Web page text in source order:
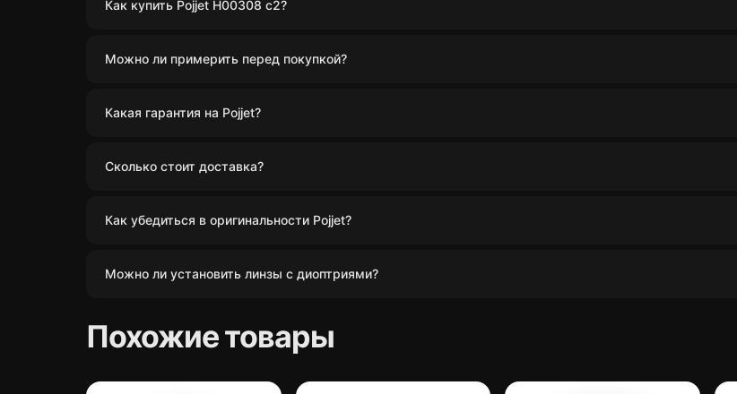
Как купить Pojjet H00308 c2?
Можно ли примерить перед покупкой?
Какая гарантия на Pojjet?
Сколько стоит доставка?
Как убедиться в оригинальности Pojjet?
Можно ли установить линзы с диоптриями?
Похожие товары